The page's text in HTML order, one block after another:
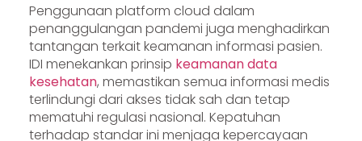
Penggunaan platform cloud dalam
penanggulangan pandemi juga menghadirkan
tantangan terkait keamanan informasi pasien.
IDI menekankan prinsip keamanan data
kesehatan, memastikan semua informasi medis
terlindungi dari akses tidak sah dan tetap
mematuhi regulasi nasional. Kepatuhan
terhadap standar ini menjaga kepercayaan